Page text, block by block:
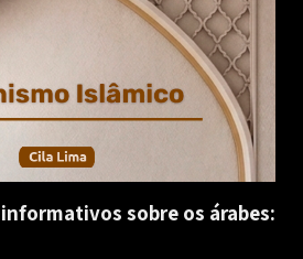
sobre os árabes: